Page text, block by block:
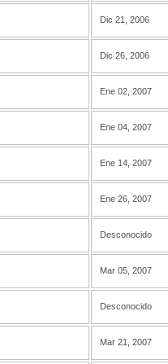
Dic 21, 2006
Dic 26, 2006
Ene 02, 2007
Ene 04, 2007
Ene 14, 2007
Ene 26, 2007
Desconocido
Mar 05, 2007
Desconocido
Mar 21, 2007